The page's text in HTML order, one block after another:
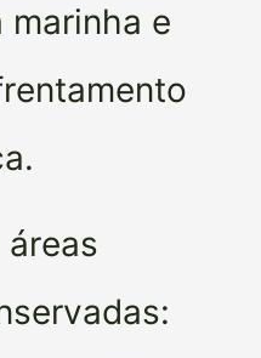
marinha e
áreas